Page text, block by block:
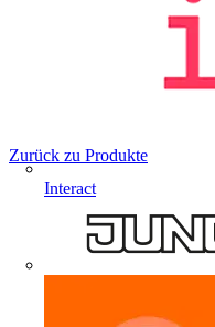
Interact
Zurück zu Produkte